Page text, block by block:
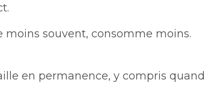
moins souvent, consomme moins.
en permanence, y compris quand